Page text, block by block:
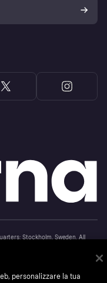
Stockholm, Sweden. All
personalizzare la tua